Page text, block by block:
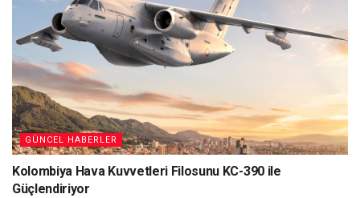
GÜNCEL HABERLER
Kolombiya Hava Kuvvetleri Filosunu KC-390 ile
Güçlendiriyor